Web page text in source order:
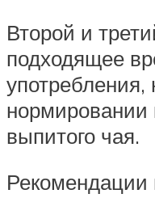
Второй и
подходящее
употребления,
нормировании
выпитого чая.
Рекомендации